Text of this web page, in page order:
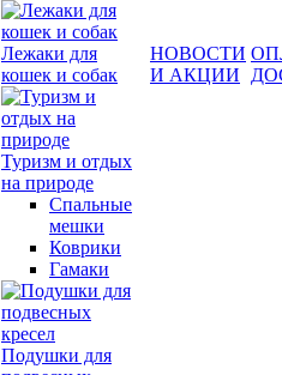
Лежаки для
кошек и собак
Туризм и отдых
на природе
Спальные
мешки
Коврики
Гамаки
Подушки для
НОВОСТИ
И АКЦИИ